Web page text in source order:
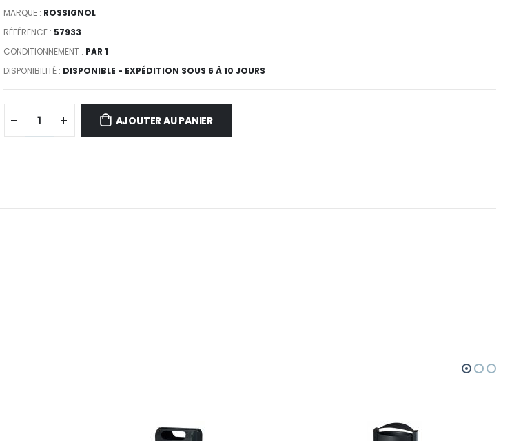
MARQUE : ROSSIGNOL
RÉFÉRENCE : 57933
CONDITIONNEMENT : PAR 1
DISPONIBILITÉ : DISPONIBLE - EXPÉDITION SOUS 6 À 10 JOURS
AJOUTER AU PANIER